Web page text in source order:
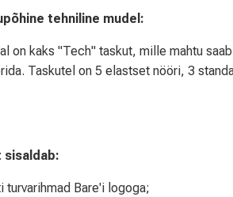
tehniline mudel:
on kaks "Tech" taskut, mille mahtu
Taskutel on 5 elastset nööri, 3
sisaldab:
turvarihmad Bare'i logoga;